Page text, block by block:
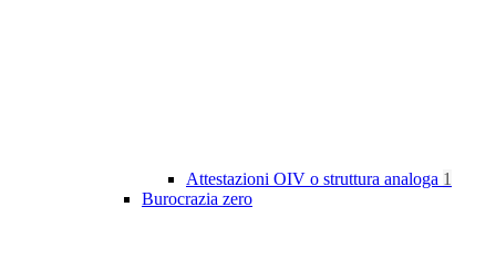
Attestazioni OIV o struttura analoga 1
Burocrazia zero